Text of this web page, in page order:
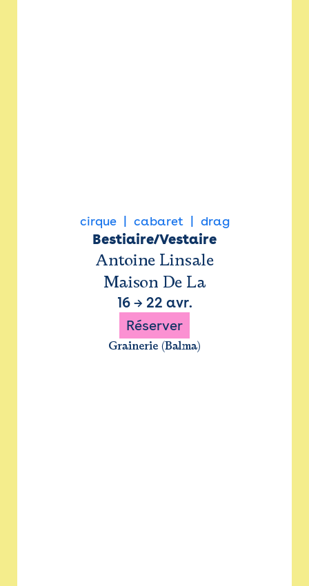
cirque cabaret drag
Bestiaire/Vestaire
Antoine Linsale
Maison De La
16→ 22 avr.
Réserver
Grainerie (Balma)